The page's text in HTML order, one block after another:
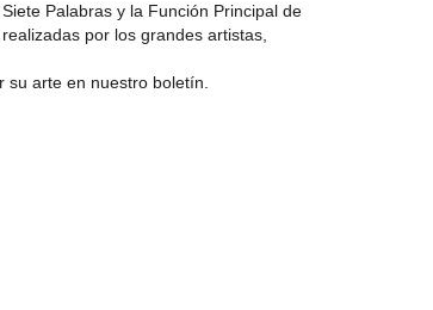
Palabras y la Función Principal de
por los grandes artistas,
arte en nuestro boletín.